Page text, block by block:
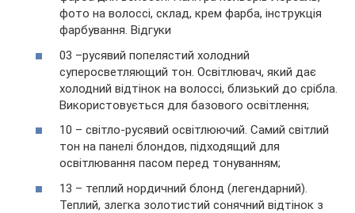
03 –русявий попелястий холодний
суперосветляющий тон. Освітлювач, який дає
холодний відтінок на волоссі, близький до срібла.
Використовується для базового освітлення;
10 – світло-русявий освітлюючий. Самий світлий
тон на панелі блондов, підходящий для
освітлювання пасом перед тонуванням;
13 – теплий нордичний блонд (легендарний).
Теплий, злегка золотистий сонячний відтінок з